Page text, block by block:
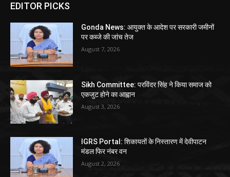
EDITOR PICKS
Gonda News: आयुक्त के आदेश पर सरकारी जमीनों
पर कब्जे की जांच तेज
August 7, 2026
Sikh Committee: परविंदर सिंह ने किया समाज को
एकजुट होने का आह्वान
August 3, 2026
IGRS Portal: शिकायतों के निस्तारण में देवीपाटन
मंडल फिर नंबर वन
August 2, 2026